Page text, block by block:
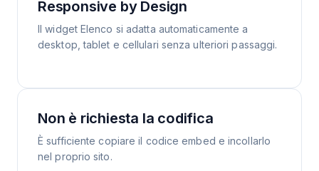
Responsive by Design
Il widget Elenco si adatta automaticamente a
desktop, tablet e cellulari senza ulteriori passaggi.
Non è richiesta la codifica
È sufficiente copiare il codice embed e incollarlo
nel proprio sito.